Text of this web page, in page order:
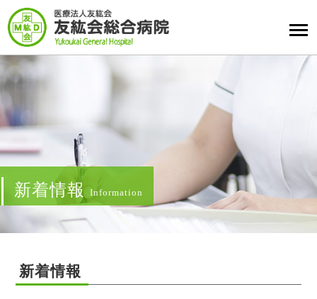
新着情報 Information
新着情報